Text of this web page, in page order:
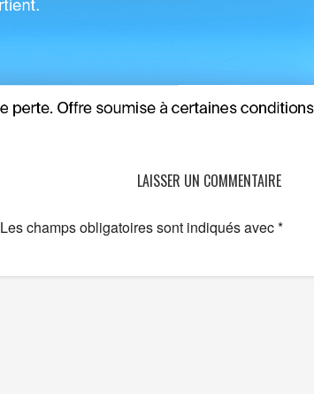
LAISSER UN COMMENTAIRE
Les champs obligatoires sont indiqués avec*